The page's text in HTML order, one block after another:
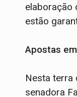
elaboração
estão
Apostas
Nesta terra
senadora